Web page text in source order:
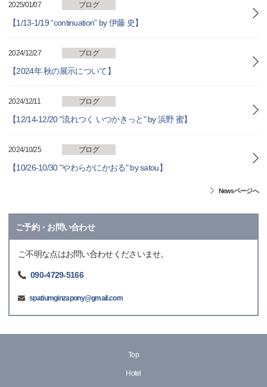
2025/01/07 ブログ
【1/13-1/19 “continuation” by 伊藤 史】
2024/12/27 ブログ
【2024年 秋の展示について】
2024/12/11 ブログ
【12/14-12/20 "流れつく いつかきっと" by 浜野 蜜】
2024/10/25 ブログ
【10/26-10/30 "やわらかにかおる" by satou】
Newsページへ
ご予約・お問い合わせ
ご不明な点はお問い合わせくださいませ。
090-4729-5166
spatiumginzapony@gmail.com
Top
Hotel